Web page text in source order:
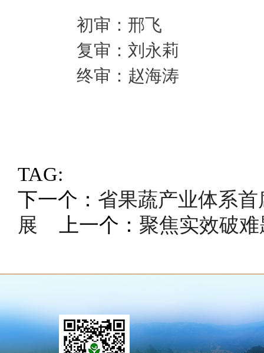
初审：邢飞
复审：刘永莉
终审：赵海涛
TAG:
下一个： 省果蔬产业体系
展 上一个： 聚焦实效破